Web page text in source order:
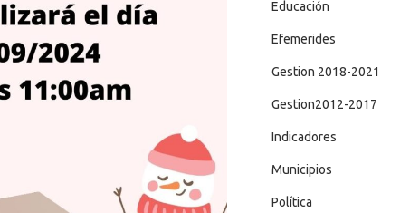
Educación
Efemerides
Gestion 2018-2021
Gestion2012-2017
Indicadores
Municipios
Política